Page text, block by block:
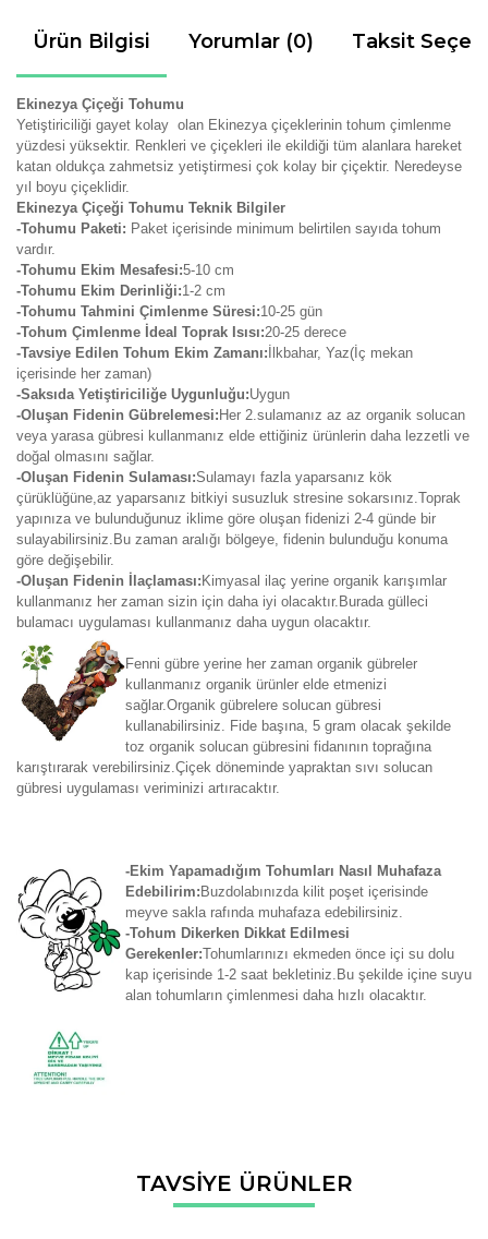
Ürün Bilgisi Yorumlar (0) Taksit
Ekinezya Çiçeği Tohumu
Yetiştiriciliği gayet kolay olan Ekinezya çiçeklerinin tohum çimlenme
yüzdesi yüksektir. Renkleri ve çiçekleri ile ekildiği tüm alanlara hareket
katan oldukça zahmetsiz yetiştirmesi çok kolay bir çiçektir. Neredeyse
yıl boyu çiçeklidir.
Ekinezya Çiçeği Tohumu Teknik Bilgiler
-Tohumu Paketi: Paket içerisinde minimum belirtilen sayıda tohum
vardır.
-Tohumu Ekim Mesafesi:5-10 cm
-Tohumu Ekim Derinliği:1-2 cm
-Tohumu Tahmini Çimlenme Süresi:10-25 gün
-Tohum Çimlenme İdeal Toprak Isısı:20-25 derece
-Tavsiye Edilen Tohum Ekim Zamanı: İlkbahar, Yaz(İç mekan
içerisinde her zaman)
-Saksıda Yetiştiriciliğe Uygunluğu:Uygun
-Oluşan Fidenin Gübrelemesi: Her 2.sulamanız az az organik solucan
veya yarasa gübresi kullanmanız elde ettiğiniz ürünlerin daha lezzetli ve
doğal olmasını sağlar.
-Oluşan Fidenin Sulaması:Sulamayı fazla yaparsanız kök
çürüklüğüne,az yaparsanız bitkiyi susuzluk stresine sokarsınız.Toprak
yapınıza ve bulunduğunuz iklime göre oluşan fidenizi 2-4 günde bir
sulayabilirsiniz.Bu zaman aralığı bölgeye, fidenin bulunduğu konuma
göre değişebilir.
-Oluşan Fidenin İlaçlaması: Kimyasal ilaç yerine organik karışımlar
kullanmanız her zaman sizin için daha iyi olacaktır.Burada gülleci
bulamacı uygulaması kullanmanız daha uygun olacaktır.
Fenni gübre yerine her zaman organik gübreler
kullanmanız organik ürünler elde etmenizi
sağlar.Organik gübrelere solucan gübresi
kullanabilirsiniz. Fide başına, 5 gram olacak şekilde
toz organik solucan gübresini fidanının toprağına
karıştırarak verebilirsiniz.Çiçek döneminde yapraktan sıvı solucan
gübresi uygulaması veriminizi artıracaktır.
-Ekim Yapamadığım Tohumları Nasıl Muhafaza
Edebilirim: Buzdolabınızda kilit poşet içerisinde
meyve sakla rafında muhafaza edebilirsiniz.
-Tohum Dikerken Dikkat Edilmesi
Gerekenler:Tohumlarınızı ekmeden önce içi su dolu
kap içerisinde 1-2 saat bekletiniz.Bu şekilde içine suyu
alan tohumların çimlenmesi daha hızlı olacaktır.
Bu ürüne ilk yorumu siz yapın!
Bu ürünün fiyat bilgisi, resim, ürün açıklamalarında ve diğer
konularda yetersiz gördüğünüz noktaları öneri formunu
TAVSİYE ÜRÜNLER